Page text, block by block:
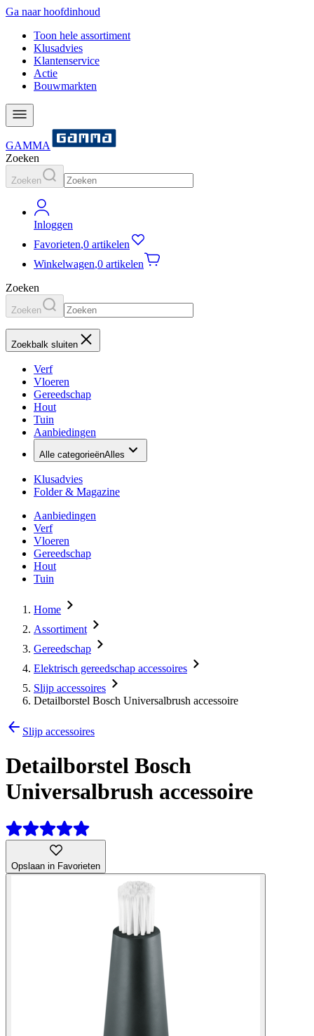
Ga naar hoofdinhoud
Toon hele assortiment
Klusadvies
Klantenservice
Actie
Bouwmarkten
GAMMA
Zoeken
Zoeken
Inloggen
Favorieten,0 artikelen
Winkelwagen,0 artikelen
Zoeken
Zoeken
Zoekbalk sluiten
Verf
Vloeren
Gereedschap
Hout
Tuin
Aanbiedingen
Alle categorieënAlles
Klusadvies
Folder & Magazine
Aanbiedingen
Verf
Vloeren
Gereedschap
Hout
Tuin
Home
Assortiment
Gereedschap
Elektrisch gereedschap accessoires
Slijp accessoires
Detailborstel Bosch Universalbrush accessoire
Slijp accessoires
Detailborstel Bosch
Universalbrush accessoire
Opslaan in Favorieten